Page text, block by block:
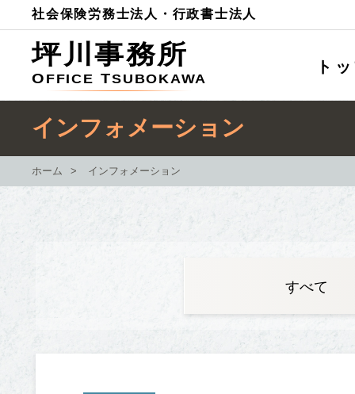
社会保険労務士法人・行政書士法人
坪川事務所
OFFICE TSUBOKAWA
ト
インフォメーション
ホーム > インフォメーション
すべて